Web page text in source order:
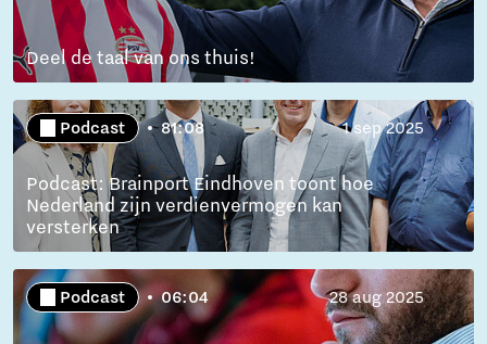
Deel de taal van ons thuis!
Podcast 81:08 1 sep 2025
Podcast: Brainport Eindhoven toont hoe
Nederland zijn verdienvermogen kan
versterken
Podcast 06:04 28 aug 2025